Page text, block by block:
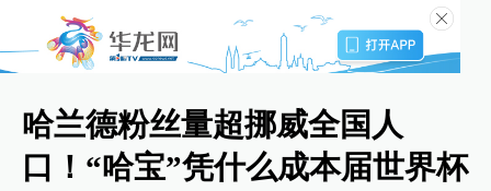
哈兰德粉丝量超挪威全国人
口！“哈宝”凭什么成本届世界杯